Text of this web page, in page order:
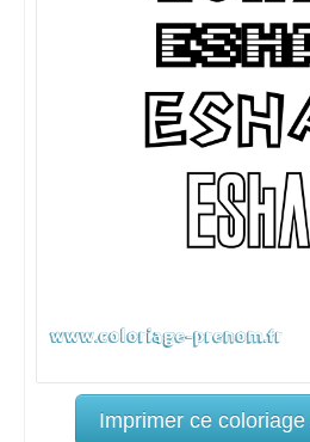
Imprimer ce coloriage